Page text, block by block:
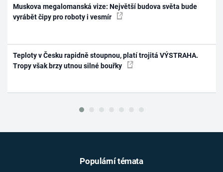
Muskova megalomanská vize: Největší budova světa bude
vyrábět čipy pro roboty i vesmír
Teploty v Česku rapidně stoupnou, platí trojitá VÝSTRAHA.
Tropy však brzy utnou silné bouřky
Populární témata